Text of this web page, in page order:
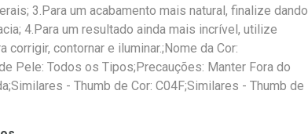
3.Para um acabamento mais natural, finalize dando
4.Para um resultado ainda mais incrível, utilize
contornar e iluminar.;Nome da Cor:
Pele: Todos os Tipos;Precauções: Manter Fora do
- Thumb de Cor: C04F;Similares - Thumb de